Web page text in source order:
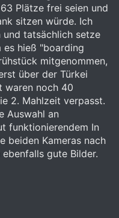
Plätze frei seien und
sitzen würde. Ich
und tatsächlich setze
es hieß "boarding
mitgenommen,
über der Türkei
waren noch 40
2. Mahlzeit verpasst.
Auswahl an
funktionierendem In
beiden Kameras nach
gute Bilder.